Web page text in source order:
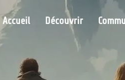
Accueil Découvrir